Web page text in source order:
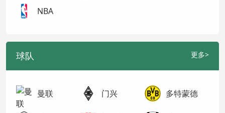
NBA
球队 更多>
曼联 门兴 多特蒙德